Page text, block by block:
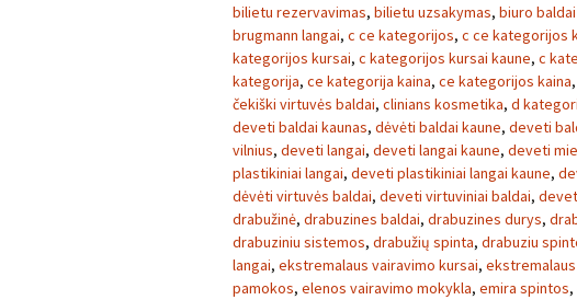
bilietu rezervavimas, bilietu uzsakymas, biuro
brugmann langai, c ce kategorijos, c ce kategorijos
kategorijos kursai, c kategorijos kursai kaune, c
kategorija, ce kategorija kaina, ce kategorijos kaina,
čekiški virtuvės baldai, clinians kosmetika, d
deveti baldai kaunas, dėvėti baldai kaune, deveti
vilnius, deveti langai, deveti langai kaune, deveti
plastikiniai langai, deveti plastikiniai langai kaune,
dėvėti virtuvės baldai, deveti virtuviniai baldai,
drabužinė, drabuzines baldai, drabuzines durys,
drabuziniu sistemos, drabužių spinta, drabuziu
langai, ekstremalaus vairavimo kursai,
pamokos, elenos vairavimo mokykla, emira spintos,